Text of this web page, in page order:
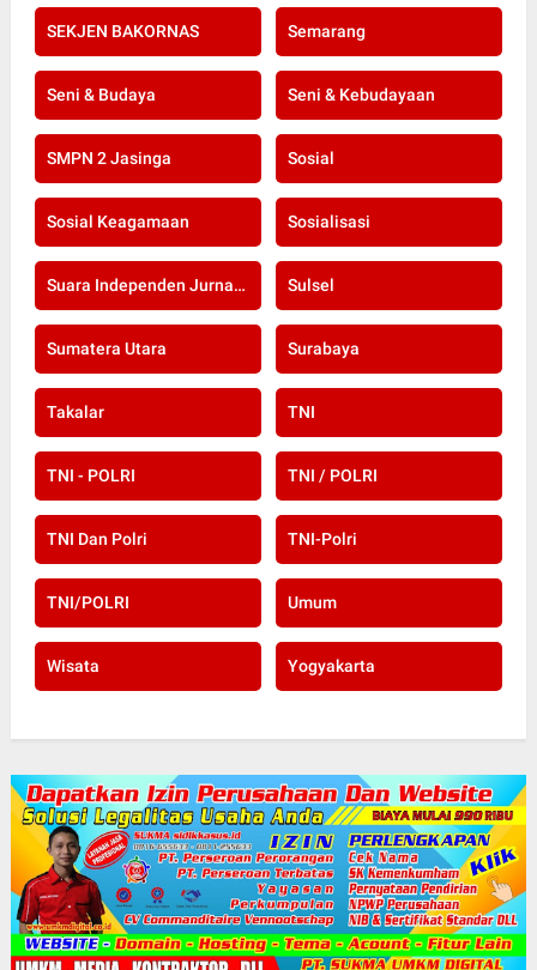
SEKJEN BAKORNAS Semarang
Seni & Budaya Seni & Kebudayaan
SMPN 2 Jasinga Sosial
Sosial Keagamaan Sosialisasi
Suara Independen Jurnalis Indonesia Sulsel
Sumatera Utara Surabaya
Takalar TNI
TNI - POLRI TNI / POLRI
TNI Dan Polri TNI-Polri
TNI/POLRI Umum
Wisata Yogyakarta